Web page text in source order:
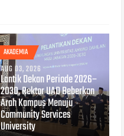
AKADEMIA
AUG 03, 2026
Lantik Dekan Periode 2026–
2030, Rektor UAD Beberkan
Arah Kampus Menuju
Community Services
University